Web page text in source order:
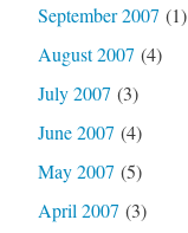
September 2007 (1)
August 2007 (4)
July 2007 (3)
June 2007 (4)
May 2007 (5)
April 2007 (3)